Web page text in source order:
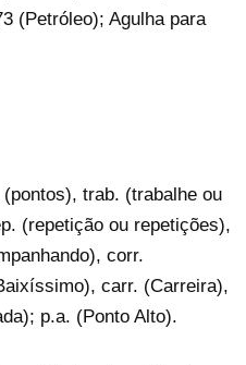
(Petróleo); Agulha para
trab. (trabalhe ou
(repetição ou repetições),
corr.
carr. (Carreira),
p.a. (Ponto Alto).